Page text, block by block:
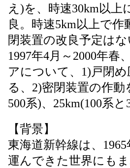
え)を、時速30km以
良。時速5km以上で
閉装置の改良予定は
1997年4月～2000年春
アについて、1)戸閉
る、2)密閉装置の作動
500系)、25km(100系
【背景】
東海道新幹線は、
運んできた世界にも